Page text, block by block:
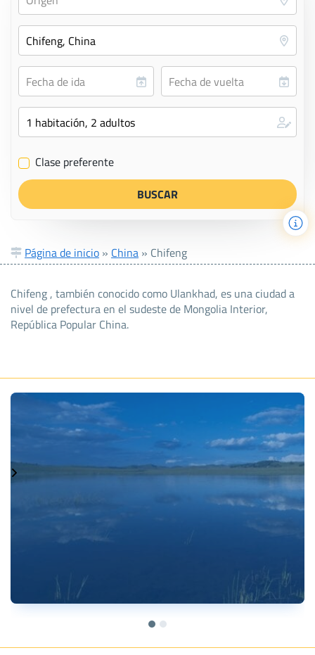
✔ Clase preferente
Página de inicio » China » Chifeng
Chifeng , también conocido como Ulankhad, es una ciudad a
nivel de prefectura en el sudeste de Mongolia Interior,
República Popular China.